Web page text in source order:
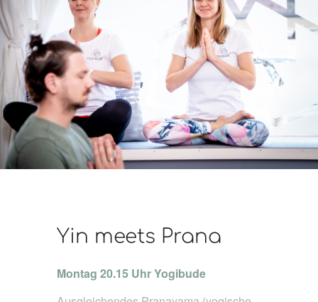
Yin meets Prana
Montag 20.15 Uhr Yogibude